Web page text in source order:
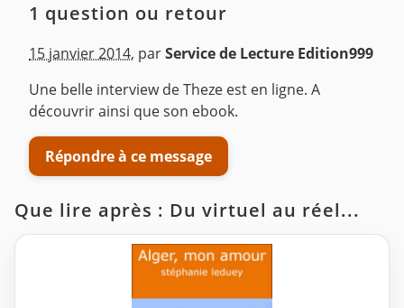
1 question ou retour
15 janvier 2014, parService de Lecture Edition999
Une belle interview de Theze est en ligne. A
découvrir ainsi que son ebook.
Répondre à ce message
Que lire après : Du virtuel au réel...